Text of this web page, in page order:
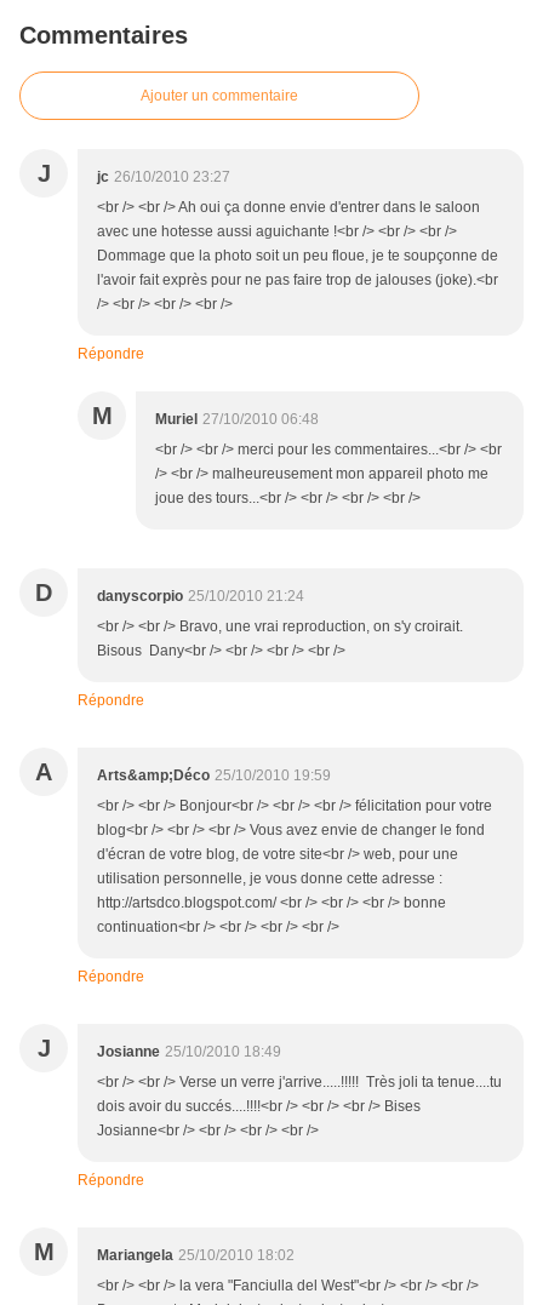
Commentaires
Ajouter un commentaire
J jc 26/10/2010 23:27
<br /> <br /> Ah oui ça donne envie d'entrer dans le saloon
avec une hotesse aussi aguichante !<br /> <br /> <br />
Dommage que la photo soit un peu floue, je te soupçonne de
l'avoir fait exprès pour ne pas faire trop de jalouses (joke).<br
/> <br /> <br /> <br />
Répondre
M Muriel 27/10/2010 06:48
<br /> <br /> merci pour les commentaires...<br /> <br
/> <br /> malheureusement mon appareil photo me
joue des tours...<br /> <br /> <br /> <br />
D danyscorpio 25/10/2010 21:24
<br /> <br /> Bravo, une vrai reproduction, on s'y croirait.
Bisous Dany<br /> <br /> <br /> <br />
Répondre
A Arts&amp;Déco 25/10/2010 19:59
<br /> <br /> Bonjour<br /> <br /> <br /> félicitation pour votre
blog<br /> <br /> <br /> Vous avez envie de changer le fond
d'écran de votre blog, de votre site<br /> web, pour une
utilisation personnelle, je vous donne cette adresse :
http://artsdco.blogspot.com/ <br /> <br /> <br /> bonne
continuation<br /> <br /> <br /> <br />
Répondre
J Josianne 25/10/2010 18:49
<br /> <br /> Verse un verre j'arrive.....!!!!! Très joli ta tenue....tu
dois avoir du succés....!!!!<br /> <br /> <br /> Bises
Josianne<br /> <br /> <br /> <br />
Répondre
M Mariangela 25/10/2010 18:02
<br /> <br /> la vera "Fanciulla del West"<br /> <br /> <br />